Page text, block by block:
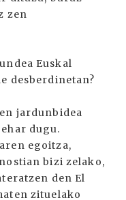
zen
Euskal
desberdinetan?
jardunbidea
dugu.
egoitza,
bizi zelako,
den El
zituelako